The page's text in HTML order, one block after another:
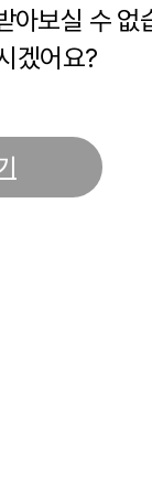
아보실 수 없
겠어요?